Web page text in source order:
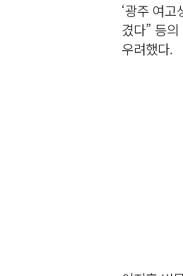
‘광주 여
겼다” 등
우려했다.